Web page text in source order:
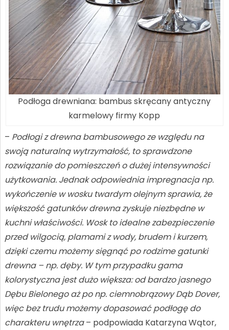
Podłoga drewniana: bambus skręcany antyczny
karmelowy firmy Kopp
– Podłogi z drewna bambusowego ze względu na
swoją naturalną wytrzymałość, to sprawdzone
rozwiązanie do pomieszczeń o dużej intensywności
użytkowania. Jednak odpowiednia impregnacja np.
wykończenie w wosku twardym olejnym sprawia, że
większość gatunków drewna zyskuje niezbędne w
kuchni właściwości. Wosk to idealne zabezpieczenie
przed wilgocią, plamami z wody, brudem i kurzem,
dzięki czemu możemy sięgnąć po rodzime gatunki
drewna – np. dęby. W tym przypadku gama
kolorystyczna jest dużo większa: od bardzo jasnego
Dębu Bielonego aż po np. ciemnobrązowy Dąb Dover,
więc bez trudu możemy dopasować podłogę do
charakteru wnętrza– podpowiada Katarzyna Wątor,